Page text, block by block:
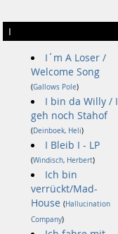
I
I´m A Loser /
Welcome Song
(Gallows Pole)
I bin da Willy / I
geh noch Stahof
(Deinboek, Heli)
I Bleib I - LP
( Windisch, Herbert)
Ich bin
verrückt/Mad-
House (Hallucination
Company)